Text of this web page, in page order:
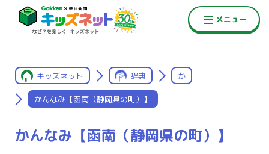
キッズネット 辞典 か
かんなみ【函南（静岡県の町）】
かんなみ【函南（静岡県の町）】